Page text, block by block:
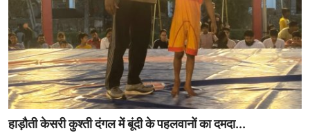
हाड़ौती केसरी कुश्ती दंगल में बूंदी के पहलवानों का दमदा...